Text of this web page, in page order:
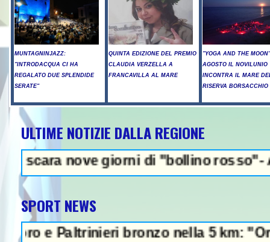
MUNTAGNINJAZZ:
"INTRODACQUA CI HA
REGALATO DUE SPLENDIDE
SERATE"
QUINTA EDIZIONE DEL PREMIO
CLAUDIA VERZELLA A
FRANCAVILLA AL MARE
"YOGA AND THE
AGOSTO IL NOVILUNIO
INCONTRA IL MARE
RISERVA BORSACCHIO
ULTIME NOTIZIE DALLA REGIONE
nove giorni di "bollino rosso"-
SPORT NEWS
bronzo nella 5 km: "Ora ci
NEWS IN